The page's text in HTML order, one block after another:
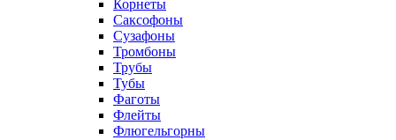
Корнеты
Саксофоны
Сузафоны
Тромбоны
Трубы
Тубы
Фаготы
Флейты
Флюгельгорны